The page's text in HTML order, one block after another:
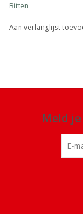
Bitten
Aan verlanglijst
Meld